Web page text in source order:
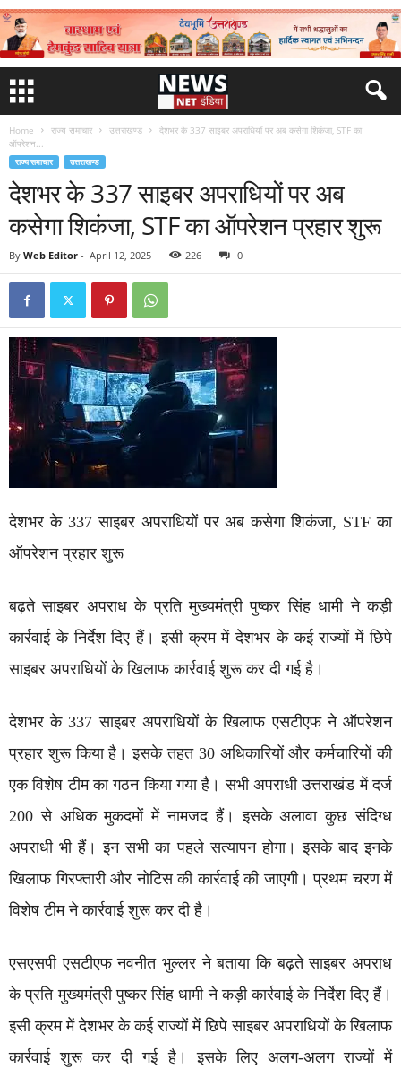
Home राज्य समाचार उत्तराखण्ड
देशभर के 337 साइबर अपराधियों पर अब कसेगा शिकंजा, STF का
ऑपरेशन...
राज्य समाचार उत्तराखण्ड
देशभर के 337 साइबर अपराधियों पर अब
कसेगा शिकंजा, STF का ऑपरेशन प्रहार शुरू
By Web Editor - April 12, 2025 226 0
देशभर के 337 साइबर अपराधियों पर अब कसेगा शिकंजा, STF का
ऑपरेशन प्रहार शुरू
बढ़ते साइबर अपराध के प्रति मुख्यमंत्री पुष्कर सिंह धामी ने कड़ी
कार्रवाई के निर्देश दिए हैं। इसी क्रम में देशभर के कई राज्यों में छिपे
साइबर अपराधियों के खिलाफ कार्रवाई शुरू कर दी गई है।
देशभर के 337 साइबर अपराधियों के खिलाफ एसटीएफ ने ऑपरेशन
प्रहार शुरू किया है। इसके तहत 30 अधिकारियों और कर्मचारियों की
एक विशेष टीम का गठन किया गया है। सभी अपराधी उत्तराखंड में दर्ज
200 से अधिक मुकदमों में नामजद हैं। इसके अलावा कुछ संदिग्ध
अपराधी भी हैं। इन सभी का पहले सत्यापन होगा। इसके बाद इनके
खिलाफ गिरफ्तारी और नोटिस की कार्रवाई की जाएगी। प्रथम चरण में
विशेष टीम ने कार्रवाई शुरू कर दी है।
एसएसपी एसटीएफ नवनीत भुल्लर ने बताया कि बढ़ते साइबर अपराध
के प्रति मुख्यमंत्री पुष्कर सिंह धामी ने कड़ी कार्रवाई के निर्देश दिए हैं।
इसी क्रम में देशभर के कई राज्यों में छिपे साइबर अपराधियों के खिलाफ
कार्रवाई शुरू कर दी गई है। इसके लिए अलग-अलग राज्यों में